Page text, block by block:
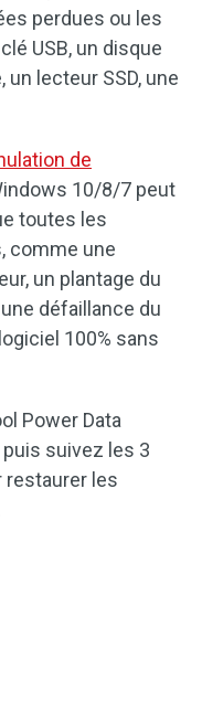
perdues ou les
USB, un disque
lecteur SSD, une
de
10/8/7 peut
toutes les
comme une
un plantage du
défaillance du
100% sans
Power Data
suivez les 3
les